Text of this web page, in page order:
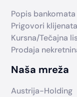
Popis bankomata
Prigovori klijenata
Kursna/Tečajna
Prodaja
Naša mreža
Austrija-Holding